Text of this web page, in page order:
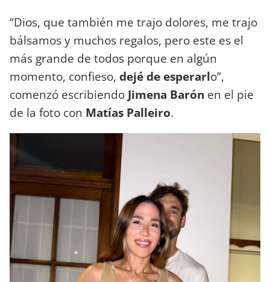
“Dios, que también me trajo dolores, me trajo
bálsamos y muchos regalos, pero este es el
más grande de todos porque en algún
momento, confieso, dejé de esperarlo”,
comenzó escribiendo Jimena Barón en el pie
de la foto con Matías Palleiro.